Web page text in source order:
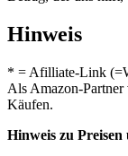
Hinweis
* = Afilliate-Link
Als Amazon-Partner
Käufen.
Hinweis zu